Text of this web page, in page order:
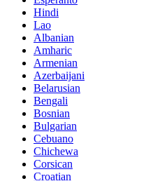
Hindi
Lao
Albanian
Amharic
Armenian
Azerbaijani
Belarusian
Bengali
Bosnian
Bulgarian
Cebuano
Chichewa
Corsican
Croatian